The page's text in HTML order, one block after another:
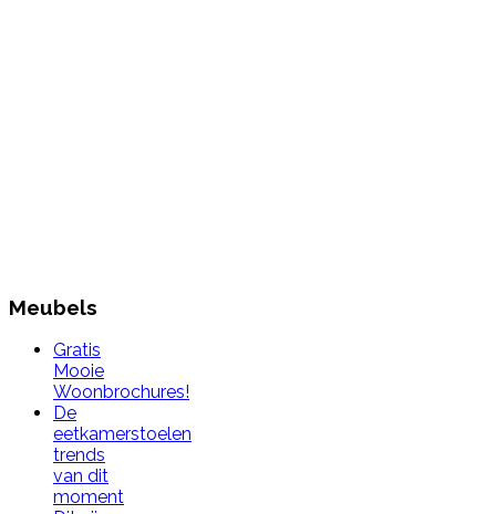
Meubels
Gratis
Mooie
Woonbrochures!
De
eetkamerstoelen
trends
van dit
moment